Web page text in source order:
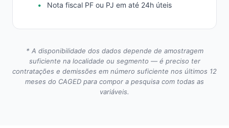
Nota fiscal PF ou PJ em até 24h úteis
* A disponibilidade dos dados depende de amostragem
suficiente na localidade ou segmento — é preciso ter
contratações e demissões em número suficiente nos últimos 12
meses do CAGED para compor a pesquisa com todas as
variáveis.